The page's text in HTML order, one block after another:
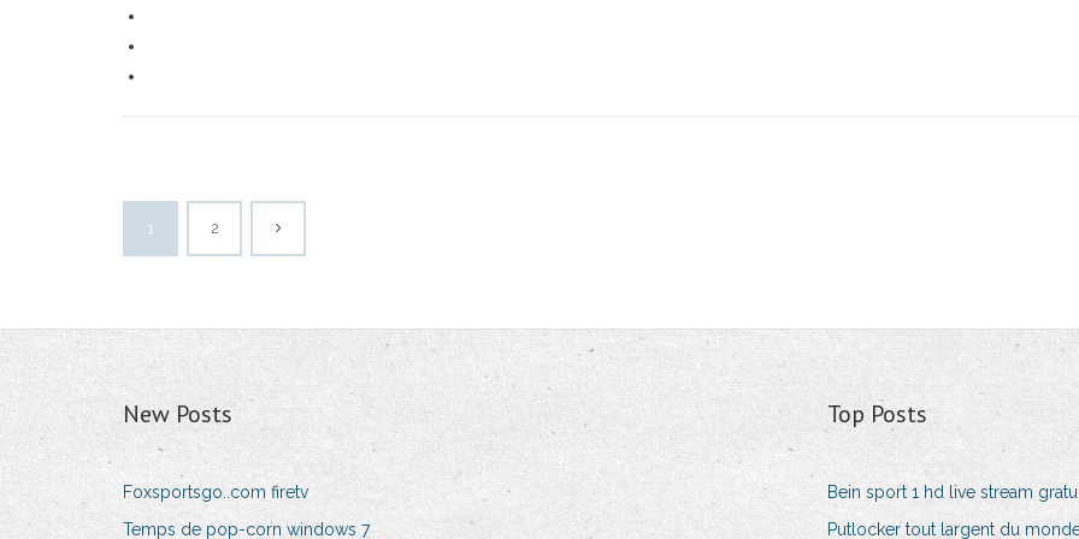
1 2
New Posts
Foxsportsgo..com firetv
Temps de pop-corn windows 7
Top Posts
Bein sport 1 hd live stream
Putlocker tout largent du